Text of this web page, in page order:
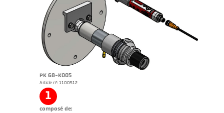
PK 68-K005
Article n°: 1100512
1
composé de: